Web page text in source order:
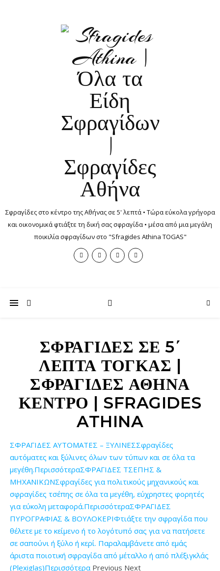
Σφραγίδες στο κέντρο της Αθήνας σε 5' λεπτά • Τώρα εύκολα γρήγορα
και οικονομικά φτιάξτε τη δική σας σφραγίδα • μέσα από μια μεγάλη
ποικιλία σφραγίδων στο "Sfragides Athina TOGAS"
ΣΦΡΑΓΊΔΕΣ ΣΕ 5΄
ΛΕΠΤΆ ΤΟΓΚΑΣ |
ΣΦΡΑΓΊΔΕΣ ΑΘΉΝΑ
ΚΈΝΤΡΟ | SFRAGIDES
ATHINA
ΣΦΡΑΓΙΔΕΣ ΑΥΤΟΜΑΤΕΣ – ΞΥΛΙΝΕΣΣφραγίδες
αυτόματες και ξύλινες όλων των τύπων και σε όλα τα
μεγέθη.ΠερισσότεραΣΦΡΑΓΙΔΕΣ ΤΣΕΠΗΣ &
ΜΗΧΑΝΙΚΩΝΣφραγίδες για πολιτικούς μηχανικούς και
σφραγίδες τσέπης σε όλα τα μεγέθη, εύχρηστες φορητές
για εύκολη μεταφορά.ΠερισσότεραΣΦΡΑΓΙΔΕΣ
ΠΥΡΟΓΡΑΦΙΑΣ & ΒΟΥΛΟΚΕΡΙΦτιάξτε την σφραγίδα που
θέλετε με το κείμενο ή το λογότυπό σας για να πατήσετε
σε σαπούνι ή ξύλο ή κερί. Παραλαμβάνετε από εμάς
άριστα ποιοτική σφραγίδα από μέταλλο ή από πλέξιγκλάς
(Plexiglas)ΠερισσότεραPrevious Next